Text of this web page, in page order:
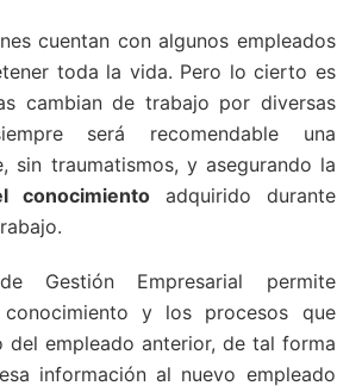
cuentan con algunos empleados
toda la vida. Pero lo cierto es
cambian de trabajo por diversas
será recomendable una
sin traumatismos, y asegurando la
conocimiento adquirido durante
Gestión Empresarial permite
conocimiento y los procesos que
del empleado anterior, de tal forma
información al nuevo empleado